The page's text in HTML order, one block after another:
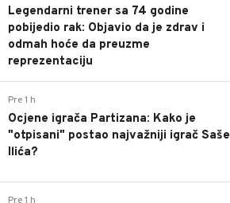
Legendarni trener sa 74 godine
pobijedio rak: Objavio da je zdrav i
odmah hoće da preuzme
reprezentaciju
Pre 1 h
Ocjene igrača Partizana: Kako je
"otpisani" postao najvažniji igrač Saše
Ilića?